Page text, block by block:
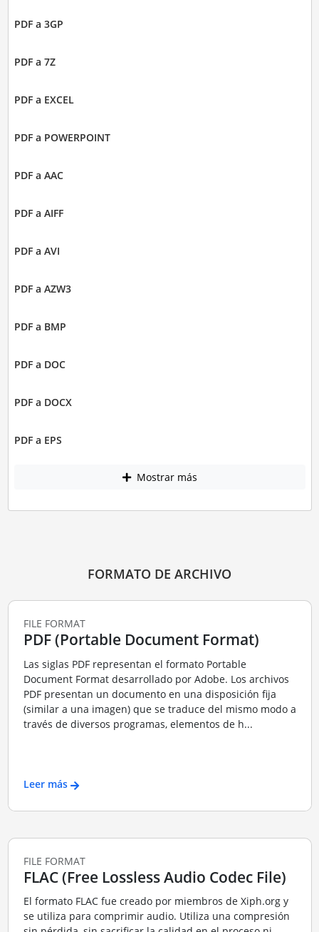
PDF a 3GP
PDF a 7Z
PDF a EXCEL
PDF a POWERPOINT
PDF a AAC
PDF a AIFF
PDF a AVI
PDF a AZW3
PDF a BMP
PDF a DOC
PDF a DOCX
PDF a EPS
Mostrar más
FORMATO DE ARCHIVO
FILE FORMAT
PDF (Portable Document Format)
Las siglas PDF representan el formato Portable
Document Format desarrollado por Adobe. Los archivos
PDF presentan un documento en una disposición fija
(similar a una imagen) que se traduce del mismo modo a
través de diversos programas, elementos de h...
Leer más
FILE FORMAT
FLAC (Free Lossless Audio Codec File)
El formato FLAC fue creado por miembros de Xiph.org y
se utiliza para comprimir audio. Utiliza una compresión